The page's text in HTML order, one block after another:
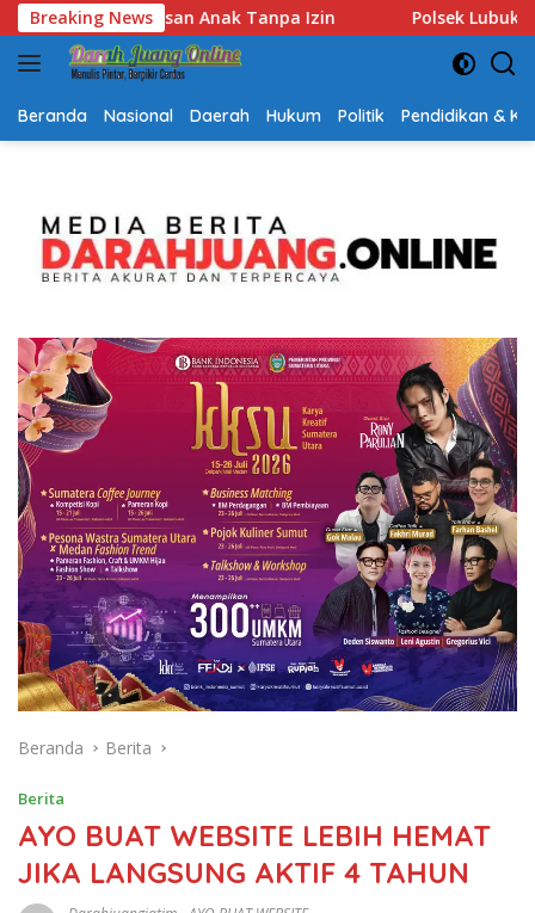
Langsung
ke
konten
Breaking News
Lubuk Baja Amankan Dua Tersangka Beserta 74
Beranda Nasional Daerah Hukum Politik Pendidikan &
Beranda Berita
Berita
AYO BUAT WEBSITE LEBIH HEMAT
JIKA LANGSUNG AKTIF 4 TAHUN